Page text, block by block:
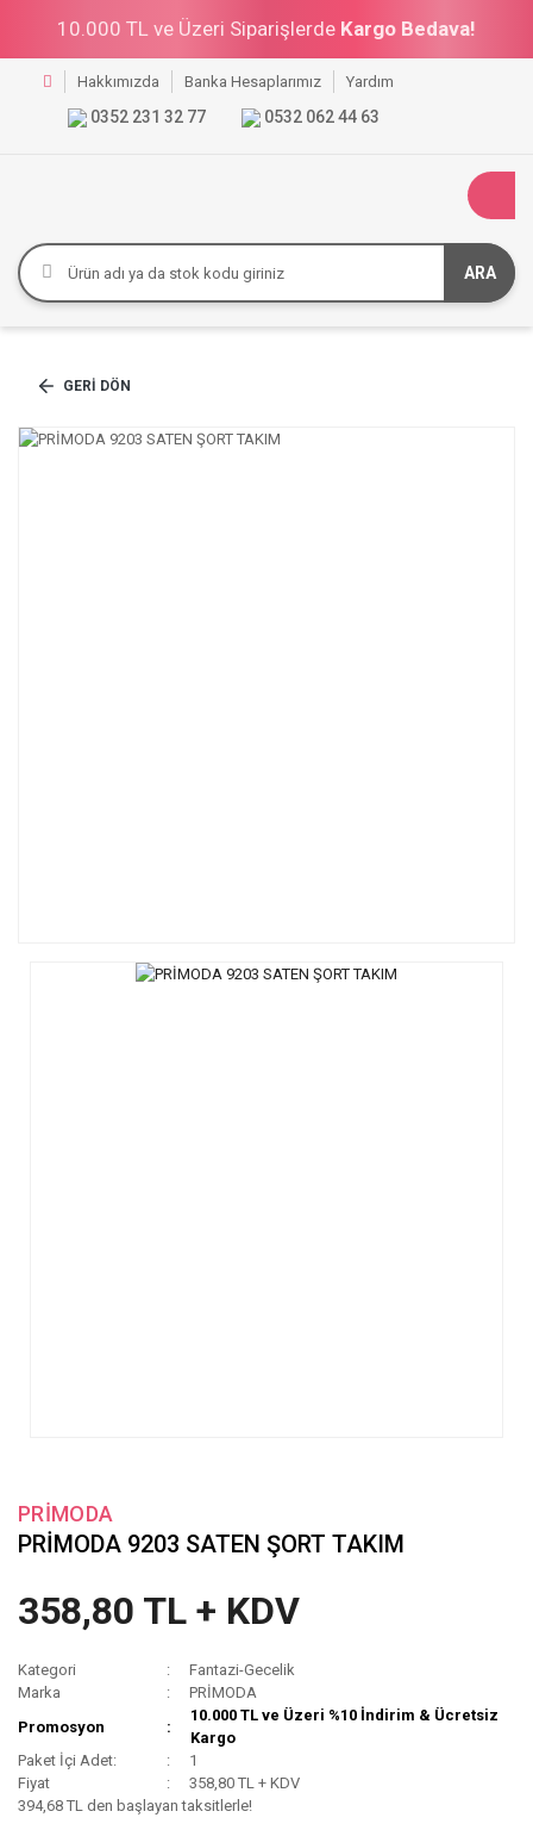
10.000 TL ve Üzeri Siparişlerde Kargo Bedava!
Hakkımızda Banka Hesaplarımız Yardım
0352 231 32 77 0532 062 44 63
ARA
GERI DÖN
PRİMODA
PRİMODA 9203 SATEN ŞORT TAKIM
358,80 TL + KDV
Kategori
Fantazi-Gecelik
Marka
PRİMODA
Promosyon
10.000 TL ve Üzeri %10 İndirim & Ücretsiz
Kargo
Paket İçi Adet:
1
Fiyat
358,80 TL + KDV
394,68 TL den başlayan taksitlerle!